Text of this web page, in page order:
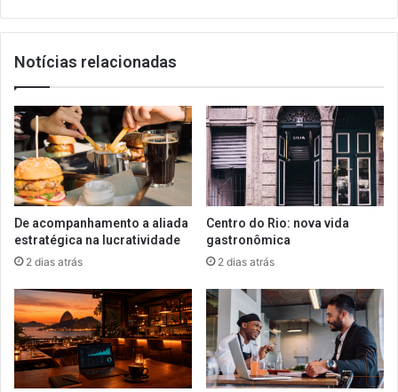
Notícias relacionadas
De acompanhamento a aliada
estratégica na lucratividade
2 dias atrás
Centro do Rio: nova vida
gastronômica
2 dias atrás